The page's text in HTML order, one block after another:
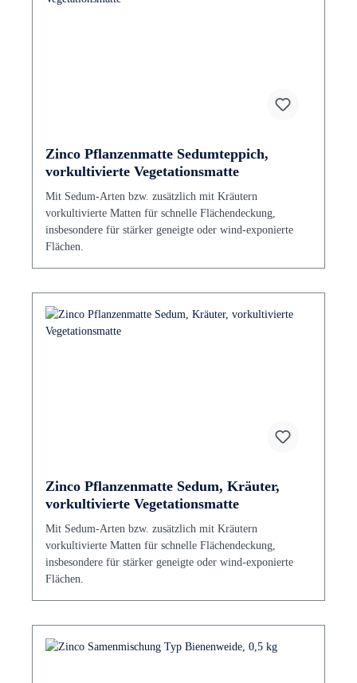
Zinco Pflanzenmatte Sedumteppich,
vorkultivierte Vegetationsmatte
Mit Sedum-Arten bzw. zusätzlich mit Kräutern
vorkultivierte Matten für schnelle Flächendeckung,
insbesondere für stärker geneigte oder wind-exponierte
Flächen.
Zinco Pflanzenmatte Sedum, Kräuter,
vorkultivierte Vegetationsmatte
Mit Sedum-Arten bzw. zusätzlich mit Kräutern
vorkultivierte Matten für schnelle Flächendeckung,
insbesondere für stärker geneigte oder wind-exponierte
Flächen.